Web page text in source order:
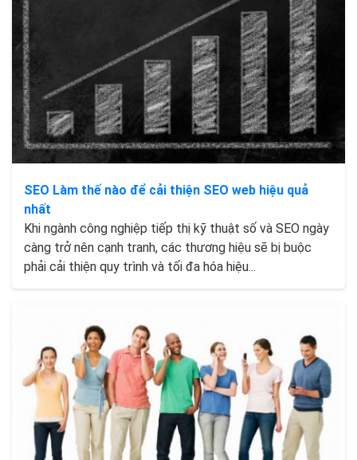
SEO Làm thế nào để cải thiện SEO web hiệu quả
nhất
Khi ngành công nghiệp tiếp thị kỹ thuật số và SEO ngày
càng trở nên cạnh tranh, các thương hiệu sẽ bị buộc
phải cải thiện quy trình và tối đa hóa hiệu...